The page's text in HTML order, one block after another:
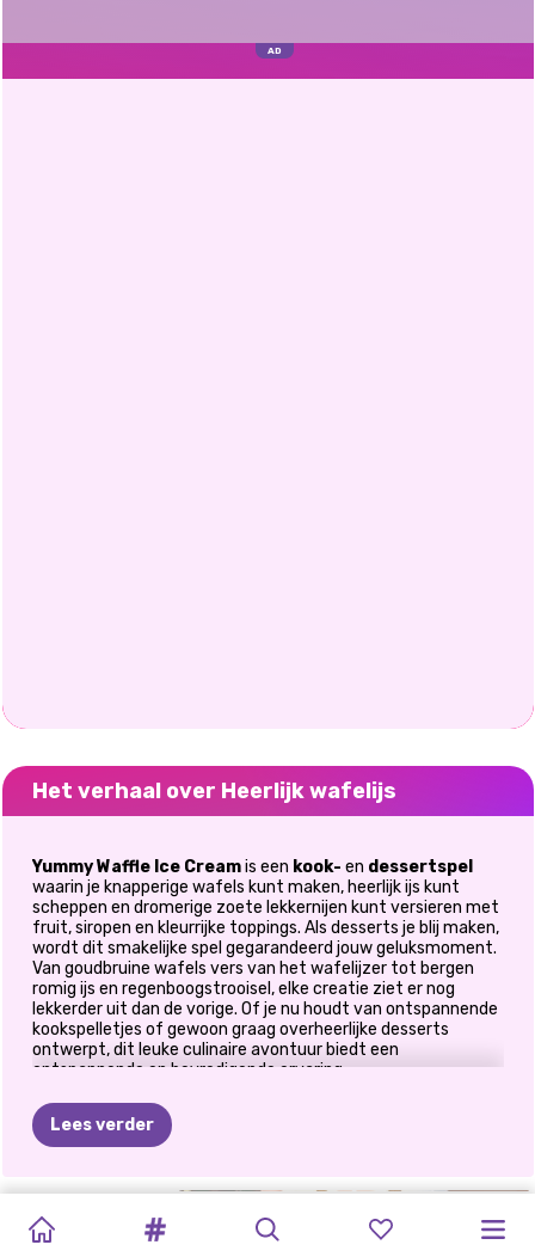
Het verhaal over Heerlijk wafelijs
Yummy Waffle Ice Creamis een kook- en dessertspel
waarin je knapperige wafels kunt maken, heerlijk ijs kunt
scheppen en dromerige zoete lekkernijen kunt versieren met
fruit, siropen en kleurrijke toppings. Als desserts je blij maken,
wordt dit smakelijke spel gegarandeerd jouw geluksmoment.
Van goudbruine wafels vers van het wafelijzer tot bergen
romig ijs en regenboogstrooisel, elke creatie ziet er nog
lekkerder uit dan de vorige. Of je nu houdt van ontspannende
kookspelletjes of gewoon graag overheerlijke desserts
ontwerpt, dit leuke culinaire avontuur biedt een
ontspannende en bevredigende ervaring.
🍓 Creëer het ultieme
dessertmeesterwerk
Je creativiteit in de keuken kent geen grenzen.
Bereid warme en knapperige wafels.
Lees verder
TAARTEN
OMA
RECEPT
LEKKERE
DONUTFABRIEK
LEKKERE
DONUTFABRIEK
CAKE
MAKER
VERRASSING
DIY